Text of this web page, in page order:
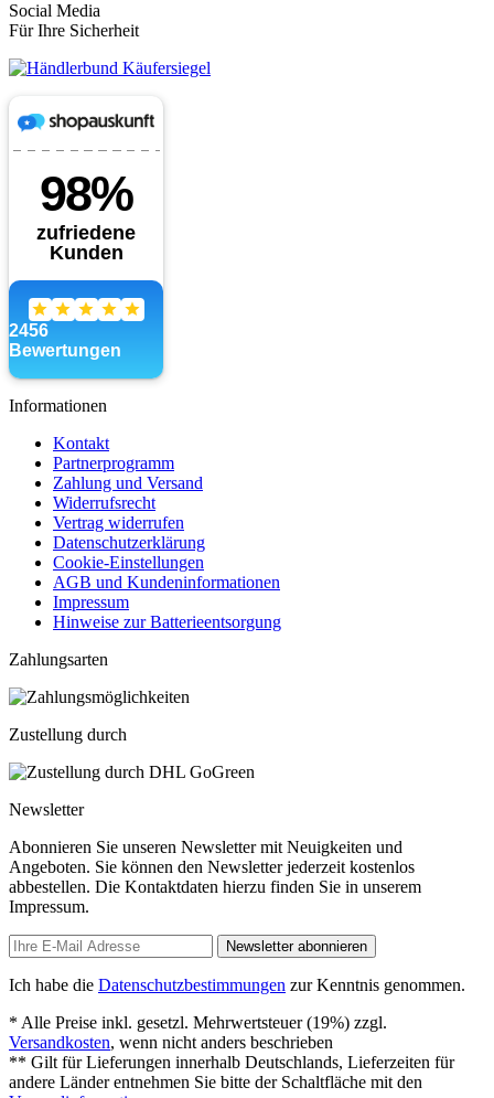
Social Media
Für Ihre Sicherheit
Informationen
Kontakt
Partnerprogramm
Zahlung und Versand
Widerrufsrecht
Vertrag widerrufen
Datenschutzerklärung
Cookie-Einstellungen
AGB und Kundeninformationen
Impressum
Hinweise zur Batterieentsorgung
Zahlungsarten
Zustellung durch
Newsletter
Abonnieren Sie unseren Newsletter mit Neuigkeiten und
Angeboten. Sie können den Newsletter jederzeit kostenlos
abbestellen. Die Kontaktdaten hierzu finden Sie in unserem
Impressum.
Newsletter abonnieren
Ich habe die Datenschutzbestimmungen zur Kenntnis genommen.
* Alle Preise inkl. gesetzl. Mehrwertsteuer (19%) zzgl.
Versandkosten, wenn nicht anders beschrieben
** Gilt für Lieferungen innerhalb Deutschlands, Lieferzeiten für
andere Länder entnehmen Sie bitte der Schaltfläche mit den